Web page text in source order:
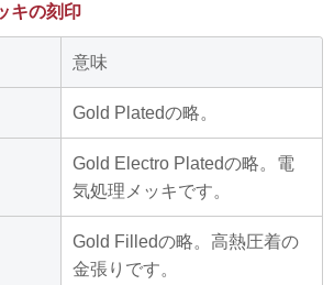
キの刻印
意味
Gold Platedの略。
Gold Electro Platedの略。電
気処理メッキです。
Gold Filledの略。高熱圧着の
金張りです。